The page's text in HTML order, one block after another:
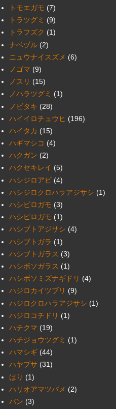
トモエガモ (7)
トラツグミ (9)
トラフズク (1)
ナベヅル (2)
ニュウナイスズメ (6)
ノゴマ (9)
ノスリ (15)
ノハラツグミ (1)
ノビタキ (28)
ハイイロチュウヒ (196)
ハイタカ (15)
ハギマシコ (4)
ハクガン (2)
ハクセキレイ (5)
ハシジロアビ (4)
ハシジロクロハラアジサシ (1)
ハシビロガモ (3)
ハシピロガモ (1)
ハシブトアジサシ (4)
ハシブトガラ (1)
ハシブトガラス (3)
ハシボソガラス (1)
ハシボソミズナギドリ (4)
ハジロカイツブリ (9)
ハジロクロハラアジサシ (1)
ハジロコチドリ (1)
ハチクマ (19)
ハチジョウツグミ (1)
ハマシギ (44)
ハヤブサ (31)
はり (1)
ハリオアマツバメ (2)
バン (3)